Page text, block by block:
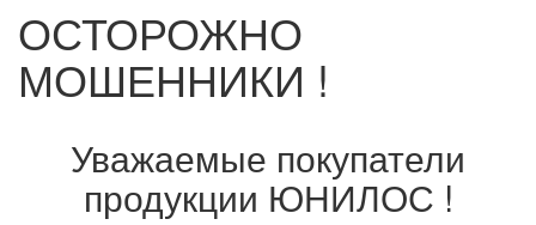
ОСТОРОЖНО
МОШЕННИКИ !
Уважаемые покупатели
продукции ЮНИЛОС !